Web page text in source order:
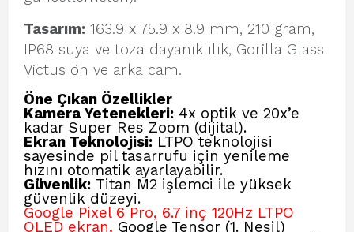
Tasarım: 163.9 x 75.9 x 8.9 mm, 210 gram,
IP68 suya ve toza dayanıklılık, Gorilla Glass
Victus ön ve arka cam.
Öne Çıkan Özellikler
Kamera Yetenekleri: 4x optik ve 20x’e
kadar Super Res Zoom (dijital).
Ekran Teknolojisi: LTPO teknolojisi
sayesinde pil tasarrufu için yenileme
hızını otomatik ayarlayabilir.
Güvenlik: Titan M2 işlemci ile yüksek
güvenlik düzeyi.
Google Pixel 6 Pro, 6.7 inç 120Hz LTPO
OLED ekran, Google Tensor (1. Nesil)